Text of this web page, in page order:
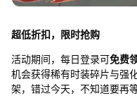
超低折扣，限时抢购
活动期间，每日登录可免费
机会获得稀有时装碎片与强
架，错过今天，不知道要再等